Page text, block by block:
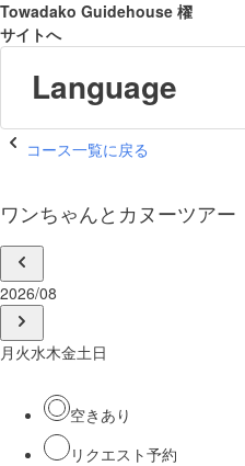
Towadako Guidehouse 櫂
サイトへ
Language
コース一覧に戻る
ワンちゃんとカヌーツアー
2026/08
月 火水木金土日
空きあり
リクエスト予約